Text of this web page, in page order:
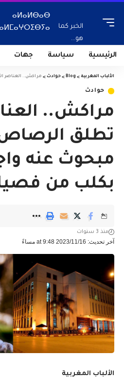
الخبر كما
هو...
ⴰⵍⴰⵍⴱⴰⴱ
الرئيسية سياسة جهات
الألباب المغربية >
Blog
> حوادث > مراكش.. العناصر
حوادث
مراكش..
تطلق الرصاص
مبحوث عنه
بكلب من
آخر تحديث: 2023/11/16 at 9:48 مساءً
منذ 3 سنوات
الألباب المغربية